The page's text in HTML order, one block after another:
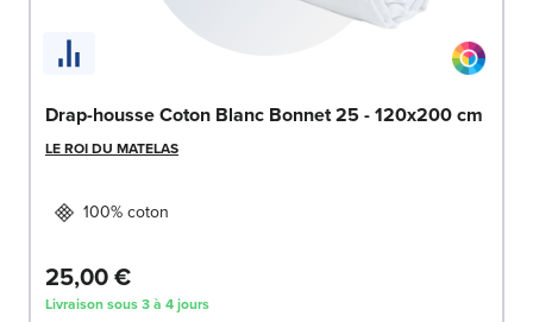
Drap-housse Coton Blanc Bonnet 25 - 120x200 cm
LE ROI DU MATELAS
100% coton
25,00 €
Livraison sous 3 à 4 jours